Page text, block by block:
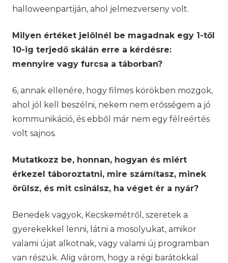
halloweenpartiján, ahol jelmezverseny volt.
Milyen értéket jelölnél be magadnak egy 1-től
10-ig terjedő skálán erre a kérdésre:
mennyire vagy furcsa a táborban?
6, annak ellenére, hogy filmes körökben mozgok,
ahol jól kell beszélni, nekem nem erősségem a jó
kommunikáció, és ebből már nem egy félreértés
volt sajnos.
Mutatkozz be, honnan, hogyan és miért
érkezel táboroztatni, mire számítasz, minek
örülsz, és mit csinálsz, ha véget ér a nyár?
Benedek vagyok, Kecskemétről, szeretek a
gyerekekkel lenni, látni a mosolyukat, amikor
valami újat alkotnak, vagy valami új programban
van részük. Alig várom, hogy a régi barátokkal